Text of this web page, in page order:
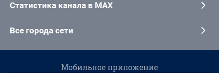
Статистика канала в MAX
Все города сети
Мобильное приложение